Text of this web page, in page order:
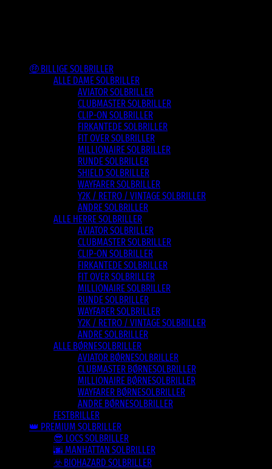
🤑 BILLIGE SOLBRILLER
ALLE DAME SOLBRILLER
AVIATOR SOLBRILLER
CLUBMASTER SOLBRILLER
CLIP-ON SOLBRILLER
FIRKANTEDE SOLBRILLER
FIT OVER SOLBRILLER
MILLIONAIRE SOLBRILLER
RUNDE SOLBRILLER
SHIELD SOLBRILLER
WAYFARER SOLBRILLER
Y2K / RETRO / VINTAGE SOLBRILLER
ANDRE SOLBRILLER
ALLE HERRE SOLBRILLER
AVIATOR SOLBRILLER
CLUBMASTER SOLBRILLER
CLIP-ON SOLBRILLER
FIRKANTEDE SOLBRILLER
FIT OVER SOLBRILLER
MILLIONAIRE SOLBRILLER
RUNDE SOLBRILLER
WAYFARER SOLBRILLER
Y2K / RETRO / VINTAGE SOLBRILLER
ANDRE SOLBRILLER
ALLE BØRNESOLBRILLER
AVIATOR BØRNESOLBRILLER
CLUBMASTER BØRNESOLBRILLER
MILLIONAIRE BØRNESOLBRILLER
WAYFARER BØRNESOLBRILLER
ANDRE BØRNESOLBRILLER
FESTBRILLER
👑 PREMIUM SOLBRILLER
😎 LOCS SOLBRILLER
🌆 MANHATTAN SOLBRILLER
☣️ BIOHAZARD SOLBRILLER